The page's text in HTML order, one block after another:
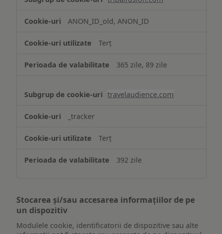
ANON_ID_old, ANON_ID
Terț
365 zile, 89 zile
travelaudience.com
_tracker
Terț
392 zile
Stocarea și/sau accesarea informațiilor de pe
un dispozitiv
Modulele cookie, identificatorii de dispozitive sau alte